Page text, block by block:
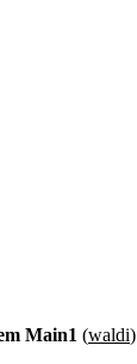
Main1 (waldi)